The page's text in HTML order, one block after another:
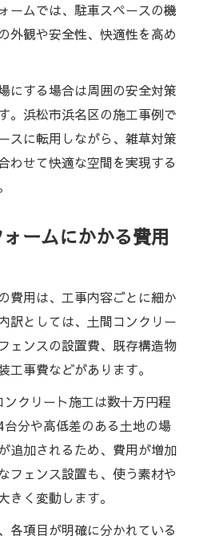
ームでは、駐車スペースの機
外観や安全性、快適性を高め
にする場合は周囲の安全対策
。浜松市浜名区の施工事例で
スに転用しながら、雑草対策
わせて快適な空間を実現する
ームにかかる費用
費用は、工事内容ごとに細か
訳としては、土間コンクリー
ェンスの設置費、既存構造物
工事費などがあります。
クリート施工は数十万円程
分や高低差のある土地の場
追加されるため、費用が増加
フェンス設置も、使う素材や
きく変動します。
各項目が明確に分かれている